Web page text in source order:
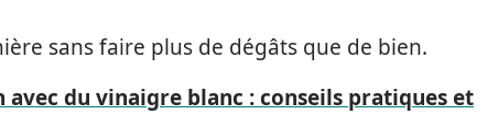
sans faire plus de dégâts que de bien.
du vinaigre blanc : conseils pratiques et